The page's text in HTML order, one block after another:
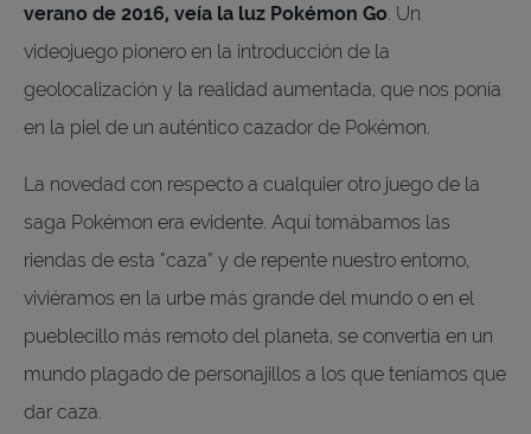
verano de 2016, veía la luz Pokémon Go. Un
videojuego pionero en la introducción de la
geolocalización y la realidad aumentada, que nos ponía
en la piel de un auténtico cazador de Pokémon.
La novedad con respecto a cualquier otro juego de la
saga Pokémon era evidente. Aquí tomábamos las
riendas de esta “caza” y de repente nuestro entorno,
viviéramos en la urbe más grande del mundo o en el
pueblecillo más remoto del planeta, se convertía en un
mundo plagado de personajillos a los que teníamos que
dar caza.